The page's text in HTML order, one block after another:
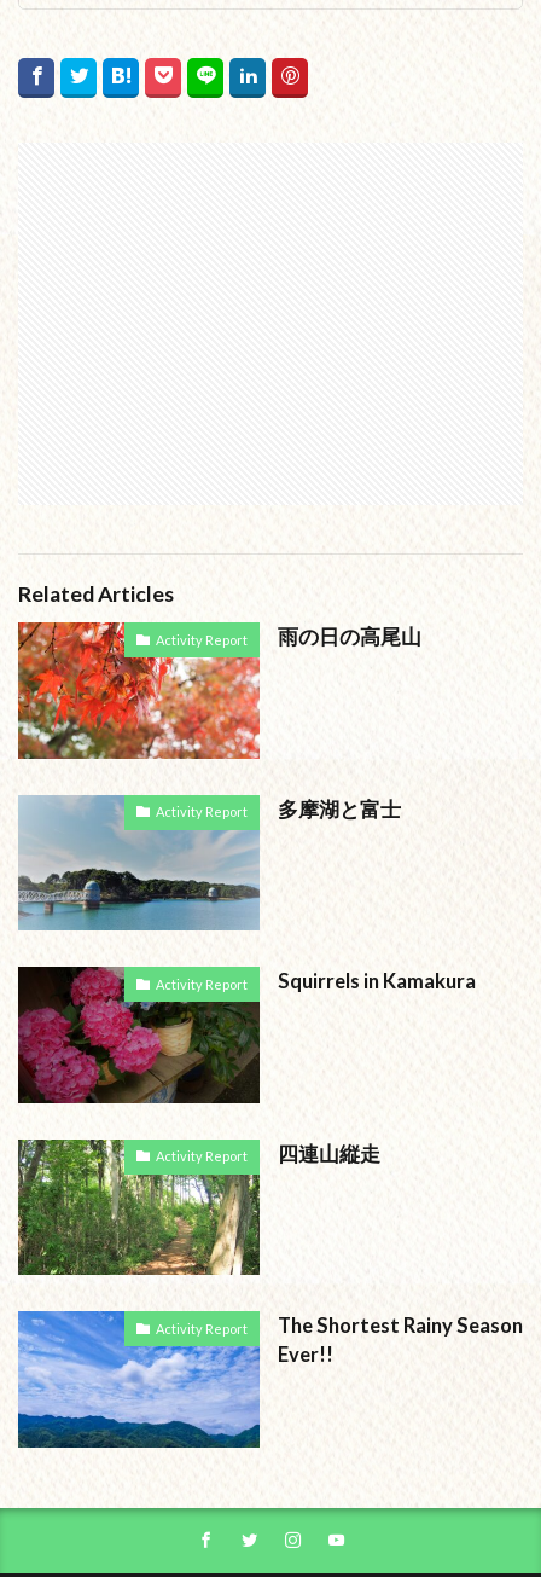
Related Articles
Activity Report 雨の日の高尾山
Activity Report 多摩湖と富士
Activity Report Squirrels in Kamakura
Activity Report 四連山縦走
Activity Report
The Shortest Rainy Season
Ever!!